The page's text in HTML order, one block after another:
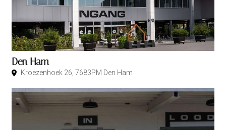
Den Ham
Kroezenhoek 26, 7683PM Den Ham